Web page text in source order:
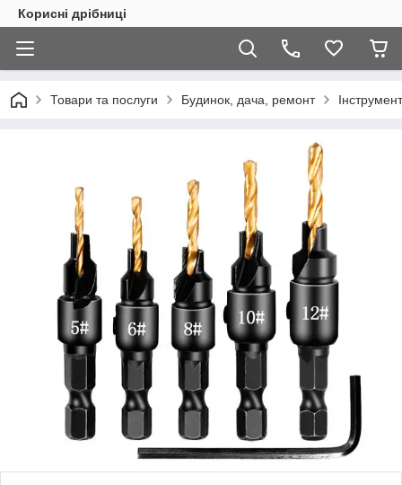
Корисні дрібниці
Товари та послуги Будинок, дача, ремонт